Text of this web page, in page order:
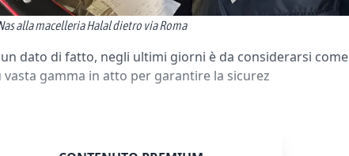
alla macelleria Halal dietro via Roma
dato di fatto, negli ultimi giorni è da considerarsi come
vasta gamma in atto per garantire la sicurez